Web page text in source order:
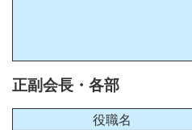
正副会長・各部
役職名